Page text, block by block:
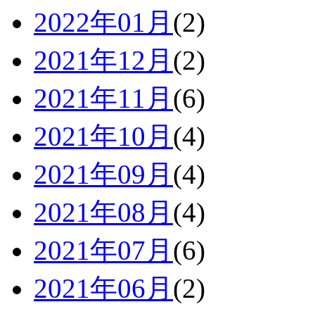
2022年01月 (2)
2021年12月 (2)
2021年11月 (6)
2021年10月 (4)
2021年09月 (4)
2021年08月 (4)
2021年07月 (6)
2021年06月 (2)